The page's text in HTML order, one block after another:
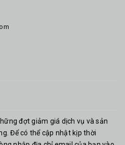
đợt giảm giá dịch vụ và sản
Để có thể cập nhật kịp thời